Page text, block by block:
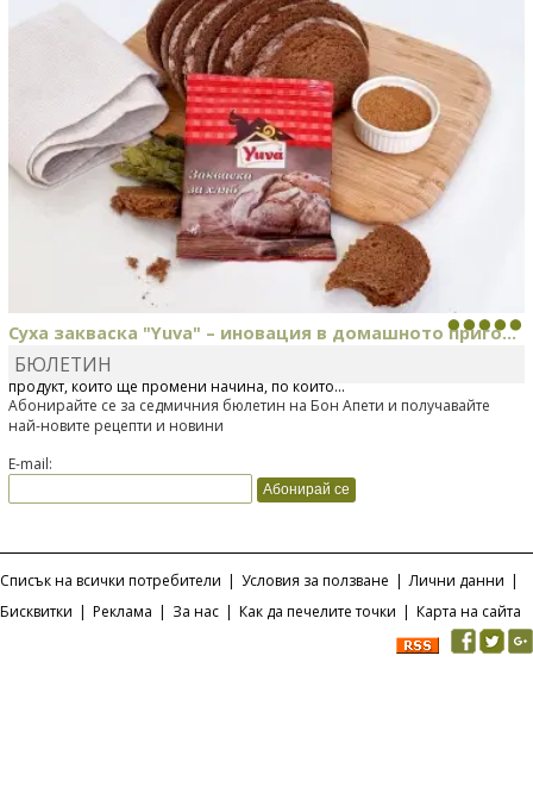
Суха закваска "Yuva" – иновация в домашното приго...
Отскоро Лесафр България стартира предлагането на изцяло нов
продукт, който ще промени начина, по който...
БЮЛЕТИН
Абонирайте се за седмичния бюлетин на Бон Апети и получавайте
най-новите рецепти и новини
E-mail:
Списък на всички потребители | Условия за ползване | Лични данни |
Бисквитки | Реклама | За нас | Как да печелите точки | Карта на сайта